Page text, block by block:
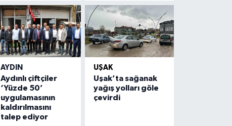
AYDIN
Aydınlı çiftçiler
‘Yüzde 50’
uygulamasının
kaldırılmasını
talep ediyor
UŞAK
Uşak’ta sağanak
yağış yolları göle
çevirdi